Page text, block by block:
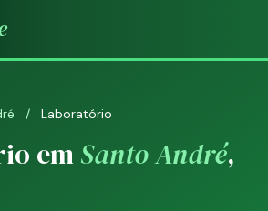
/ Laboratório
emSanto André,